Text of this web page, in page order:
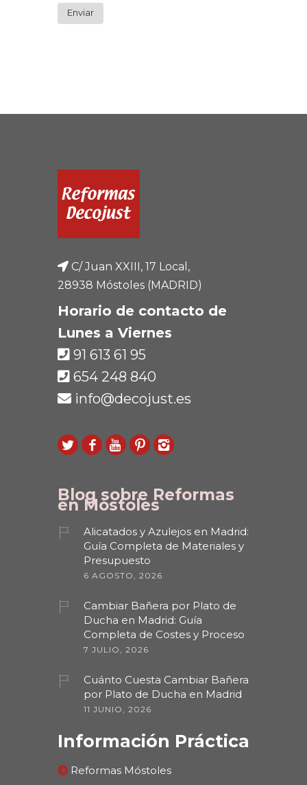
C/ Juan XXIII, 17 Local,
28938 Móstoles (MADRID)
Horario de contacto de
Lunes a Viernes
91 613 61 95
654 248 840
info@decojust.es
Blog sobre Reformas
en Móstoles
Alicatados y Azulejos en Madrid:
Guía Completa de Materiales y
Presupuesto
6 AGOSTO, 2026
Cambiar Bañera por Plato de
Ducha en Madrid: Guía
Completa de Costes y Proceso
7 JULIO, 2026
Cuánto Cuesta Cambiar Bañera
por Plato de Ducha en Madrid
11 JUNIO, 2026
Información Práctica
Reformas Móstoles